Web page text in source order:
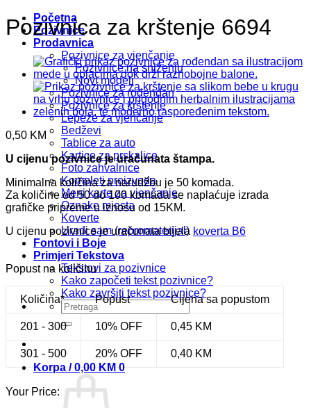
Početna
Pozivnice
Prodavnica
Pozivnice za vjenčanje
Pozivnice na sniženju
Novi modeli
Pozivnice za rođendan
Pozivnice za krštenje
Lepeze za vjenčanje
Bedževi
Tablice za auto
Kartice za prskalice
Foto zahvalnice
Kompleti proizvoda
Meni karte za vjenčanje
Oznake mjesta
Koverte
Uradi sam (repromaterijal)
Fontovi i Boje
Primjeri Tekstova
Tekstovi za pozivnice
Kako započeti tekst pozivnice?
Kako završiti tekst pozivnice?
Pretraži:
Korpa /0,00 KM 0
Pozivnica za krštenje 6694
0,50 KM
U cijenu pozivnice je uračunata štampa.
Minimalna količina za narudžbu je 50 komada.
Za količine od 50 do 100 komada se naplaćuje izrada
grafičke pripreme u iznosu od 15KM.
U cijenu pozivnice je uračunata bijela koverta B6
Popust na količinu
Količina* Popust Cijena sa popustom
201 - 300 10% OFF 0,45 KM
301 - 500 20% OFF 0,40 KM
Your Price: